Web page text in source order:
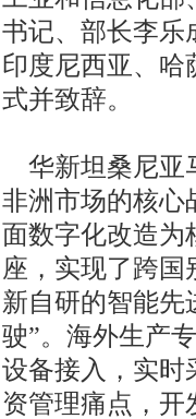
书记、部长李乐
印度尼西亚、哈
式并致辞。
华新坦桑尼亚
非洲市场的核心
面数字化改造
座，实现了跨
新自研的智能先
驶”。海外生产
设备接入，实时
资管理痛点，开